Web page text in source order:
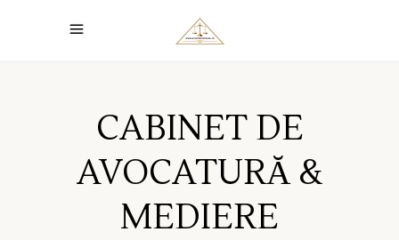
CABINET DE
AVOCATURĂ &
MEDIERE